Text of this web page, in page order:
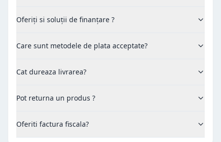
Oferiți si soluții de finanțare ?
Care sunt metodele de plata acceptate?
Cat dureaza livrarea?
Pot returna un produs ?
Oferiti factura fiscala?